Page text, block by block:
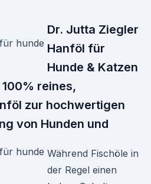
Dr. Jutta Ziegler
Hanföl für
Hunde & Katzen
reines,
zur hochwertigen
von Hunden und
Während Fischöle in
der Regel einen